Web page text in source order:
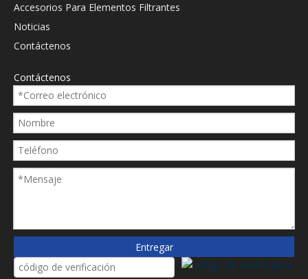
Accesorios Para Elementos Filtrantes
Noticias
Contáctenos
Contáctenos
Entregar